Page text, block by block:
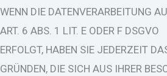
WENN DIE DATENVERARBEITUNG
ART. 6 ABS. 1 LIT. E ODER F DSGVO
ERFOLGT, HABEN SIE JEDERZEIT
GRÜNDEN, DIE SICH AUS IHRER